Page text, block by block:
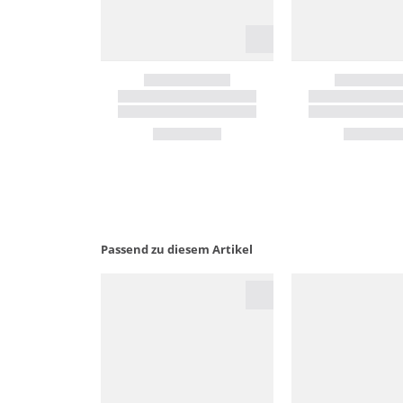
Passend zu diesem Artikel